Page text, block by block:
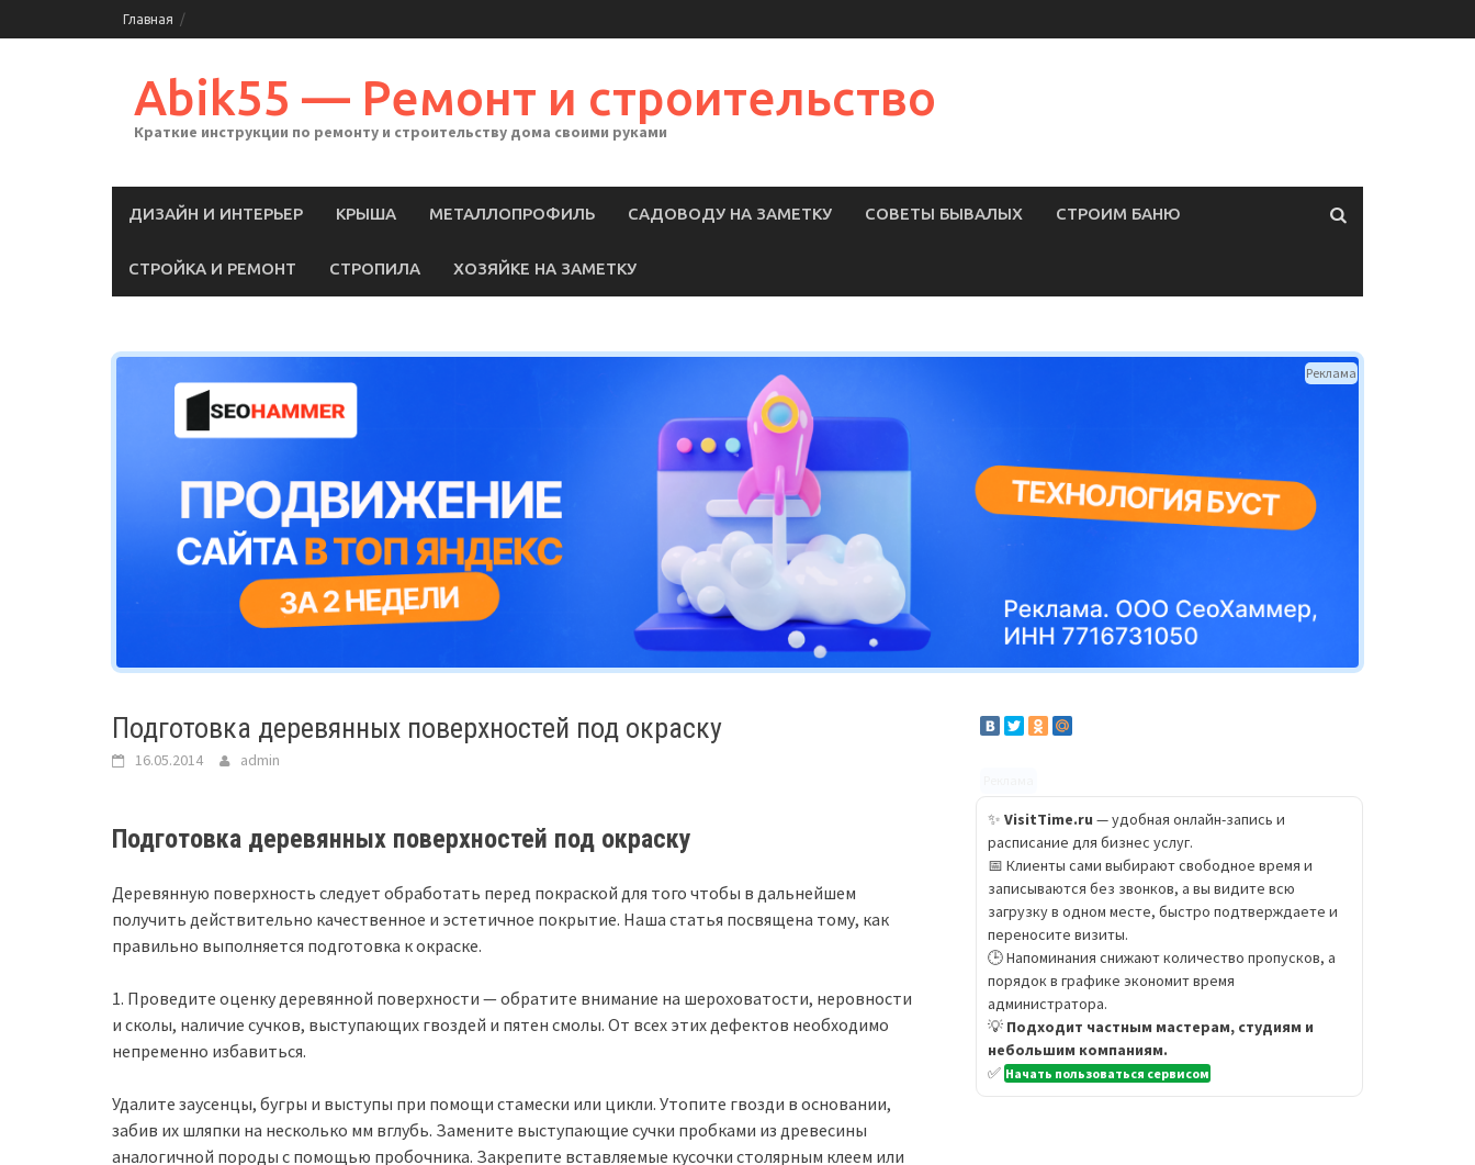
to
Главная
Abik55 — Ремонт и строительство
Краткие инструкции по ремонту и строительству дома своими руками
ДИЗАЙН И ИНТЕРЬЕР КРЫША МЕТАЛЛОПРОФИЛЬ САДОВОДУ НА ЗАМЕТКУ СОВЕТЫ БЫВАЛЫХ СТРОИМ БАНЮ
СТРОЙКА И РЕМОНТ СТРОПИЛА ХОЗЯЙКЕ НА ЗАМЕТКУ
Реклама
Подготовка деревянных поверхностей под окраску
16.05.2014 admin
Подготовка деревянных поверхностей под окраску
Деревянную поверхность следует обработать перед покраской для того чтобы в дальнейшем
получить действительно качественное и эстетичное покрытие. Наша статья посвящена тому, как
правильно выполняется подготовка к окраске.
1. Проведите оценку деревянной поверхности — обратите внимание на шероховатости, неровности
и сколы, наличие сучков, выступающих гвоздей и пятен смолы. От всех этих дефектов необходимо
непременно избавиться.
Удалите заусенцы, бугры и выступы при помощи стамески или цикли. Утопите гвозди в основании,
забив их шляпки на несколько мм вглубь. Замените выступающие сучки пробками из древесины
аналогичной породы с помощью пробочника. Закрепите вставляемые кусочки столярным клеем или
✨ VisitTime.ru — удобная онлайн-запись и
расписание для бизнес услуг.
📅 Клиенты сами выбирают свободное время и
записываются без звонков, а вы видите всю
загрузку в одном месте, быстро подтверждаете и
переносите визиты.
🕒 Напоминания снижают количество пропусков, а
порядок в графике экономит время
администратора.
💡 Подходит частным мастерам, студиям и
небольшим компаниям.
✅ Начать пользоваться сервисом